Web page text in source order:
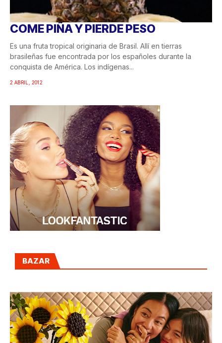
COME PIÑA Y PIERDE PESO
Es una fruta tropical originaria de Brasil. Allí en tierras
brasileñas fue encontrada por los españoles durante la
conquista de América. Los indígenas...
2 ABRIL, 2012
BAZAR